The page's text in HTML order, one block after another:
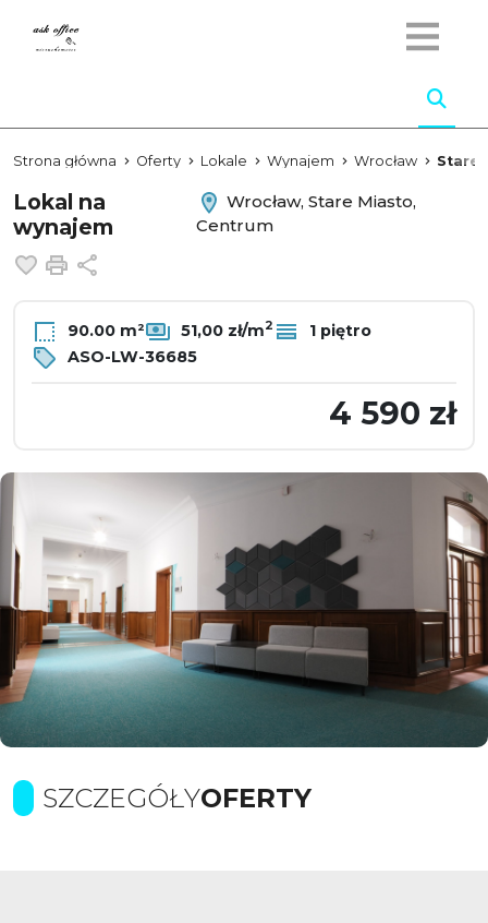
Strona główna Oferty Lokale Wynajem Wrocław Stare
Lokal na
wynajem
Wrocław, Stare Miasto,
Centrum
Dodaj do ulubionych
Drukuj
90.00 m² 51,00 zł/m2
1 piętro
ASO-LW-36685
4 590 zł
SZCZEGÓŁYOFERTY